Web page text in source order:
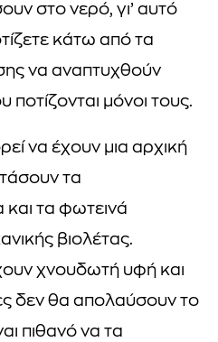
στο νερό, γι’ αυτό
κάτω από τα
να αναπτυχθούν
μόνοι τους.
να έχουν μια αρχική
τα
τα φωτεινά
βιολέτας.
χνουδωτή υφή και
δεν θα απολαύσουν το
πιθανό να τα